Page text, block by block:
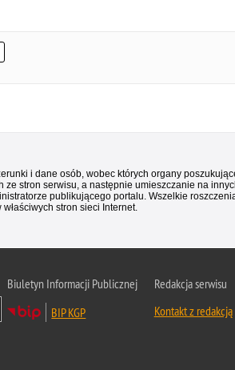
i dane osób, wobec których organy
ze stron serwisu, a następnie umieszczanie na
publikującego portalu. Wszelkie
stron sieci Internet.
Biuletyn Informacji Publicznej
BIP KGP
Redakcja serwisu
Kontakt z redakcją